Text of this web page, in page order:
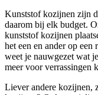
Kunststof kozijnen zijn
daarom bij elk budget.
kunststof kozijnen
het een en ander op
weet je nauwgezet wat
meer voor verrassingen
Liever andere kozijnen,